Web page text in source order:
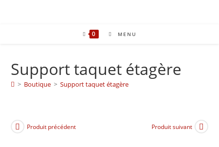
0 MENU
Support taquet étagère
> Boutique > Support taquet étagère
Produit précédent Produit suivant